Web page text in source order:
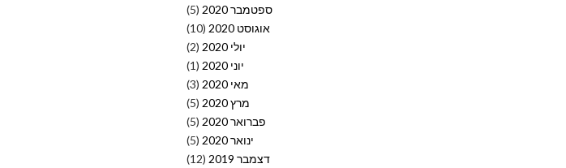
ספטמבר 2020
(5)
אוגוסט 2020
(10)
יולי 2020
(2)
יוני 2020
(1)
מאי 2020
(3)
מרץ 2020
(5)
פברואר 2020
(5)
ינואר 2020
(5)
דצמבר 2019
(12)